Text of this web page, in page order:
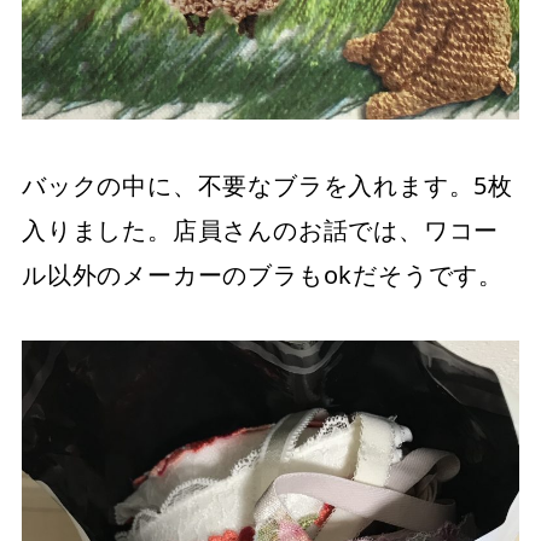
バックの中に、不要なブラを入れます。5枚
入りました。店員さんのお話では、ワコー
ル以外のメーカーのブラもokだそうです。